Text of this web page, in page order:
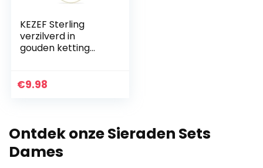
KEZEF Sterling
verzilverd in
gouden ketting
ketting | 1,3 mm
voor vrouwen |
Italiaans gemaakt
– geweldig voor
€9.98
Ontdek onze Sieraden Sets
Dames